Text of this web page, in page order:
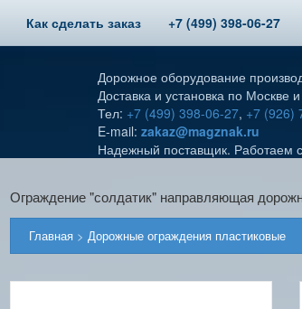
Как сделать заказ +7 (499) 398-06-27
Дорожное оборудование
Доставка и установка по Москве
Тел: +7 (499) 398-06-27, +7 (926)
E-mail: zakaz@magznak.ru
Надежный поставщик. Работаем
Ограждение "солдатик" направляющая
Главная > Дорожные ограждения пластиковые